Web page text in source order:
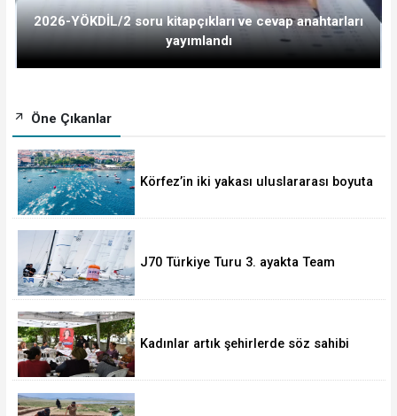
2026-YÖKDİL/2 soru kitapçıkları ve cevap anahtarları
yayımlandı
Öne Çıkanlar
Körfez’in iki yakası uluslararası boyuta
J70 Türkiye Turu 3. ayakta Team
Kadınlar artık şehirlerde söz sahibi